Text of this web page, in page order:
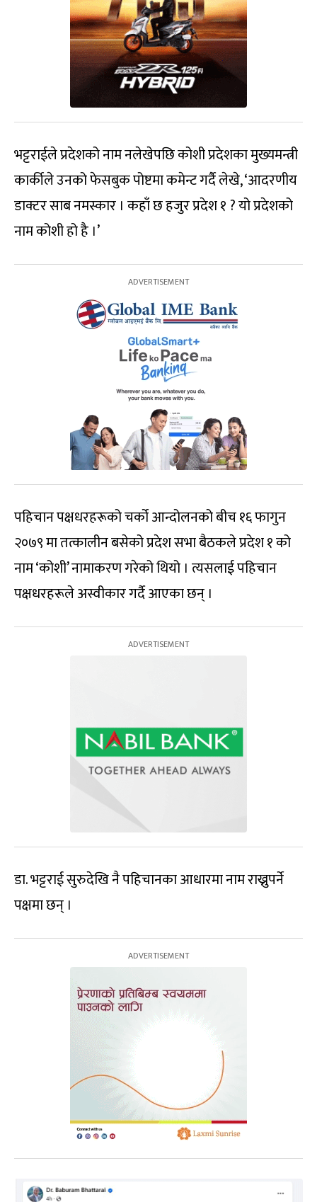
भट्टराईले प्रदेशको नाम नलेखेपछि कोशी प्रदेशका मुख्यमन्त्री
कार्कीले उनको फेसबुक पोष्टमा कमेन्ट गर्दै लेखे, ‘आदरणीय
डाक्टर साब नमस्कार । कहाँ छ हजुर प्रदेश १ ? यो प्रदेशको
नाम कोशी हो है ।’
पहिचान पक्षधरहरूको चर्को आन्दोलनको बीच १६ फागुन
२०७९ मा तत्कालीन बसेको प्रदेश सभा बैठकले प्रदेश १ को
नाम ‘कोशी’ नामाकरण गरेको थियो । त्यसलाई पहिचान
पक्षधरहरूले अस्वीकार गर्दै आएका छन् ।
डा. भट्टराई सुरुदेखि नै पहिचानका आधारमा नाम राख्नुपर्ने
पक्षमा छन् ।